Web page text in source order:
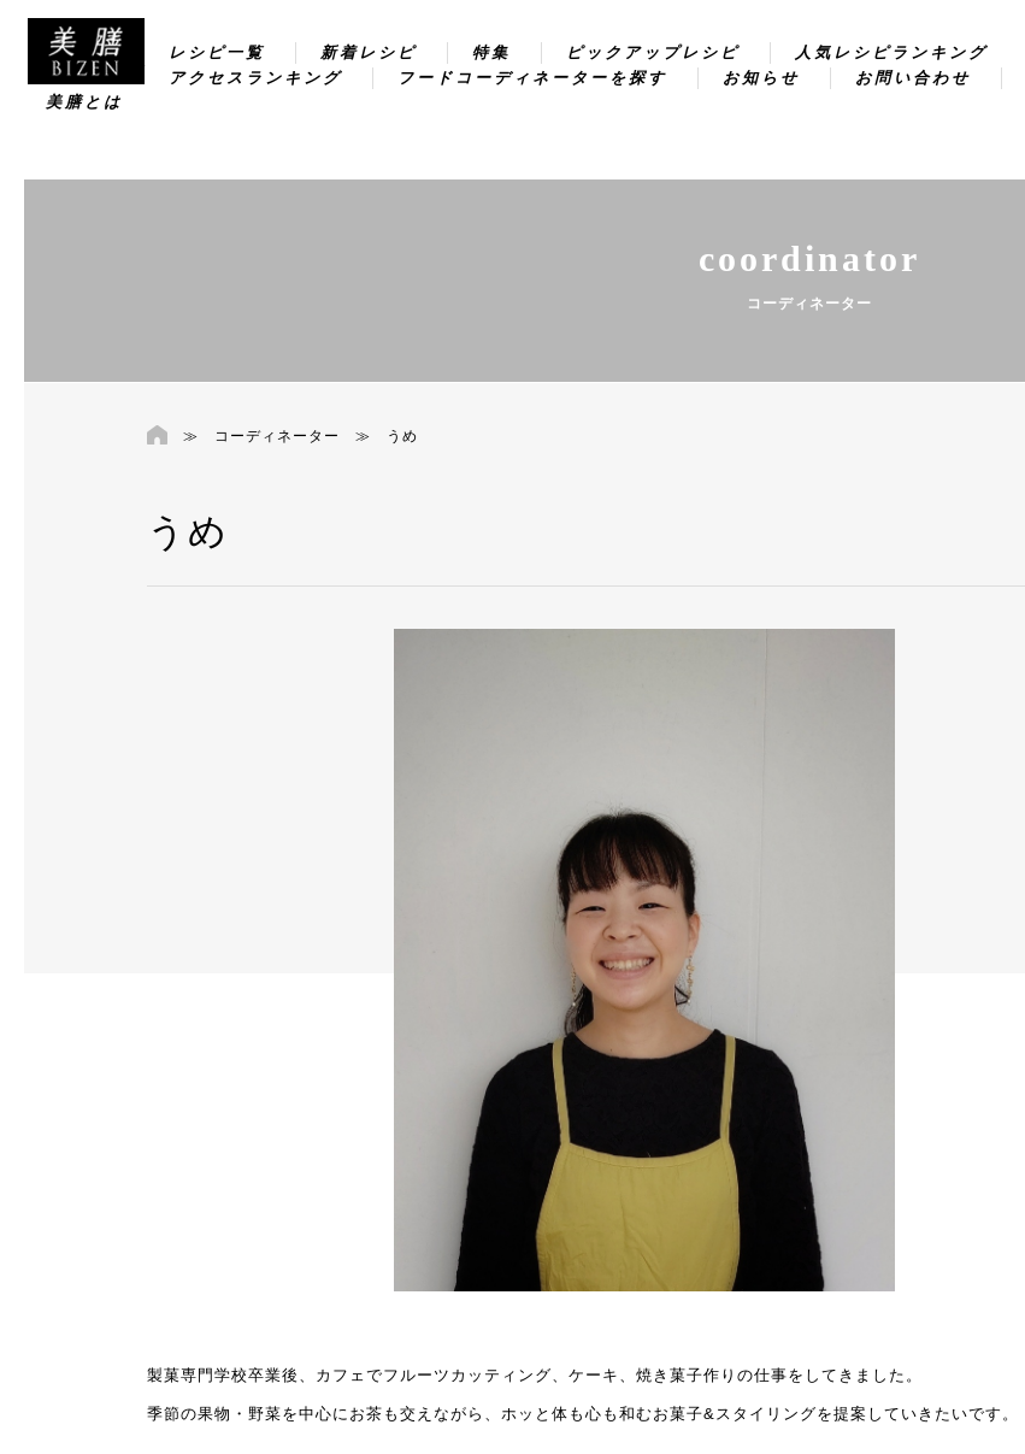
美膳とは
レシピ一覧 新着レシピ 特集 ピックアップレシピ
人気レシピランキング
アクセスランキング
フードコーディネーターを探す お知らせ お問い合わせ
coordinator
コーディネーター
≫ コーディネーター ≫ うめ
うめ
製菓専門学校卒業後、カフェでフルーツカッティング、ケーキ、焼き菓子作りの仕事をしてきました。
季節の果物・野菜を中心にお茶も交えながら、ホッと体も心も和むお菓子&スタイリングを提案していきたいです。